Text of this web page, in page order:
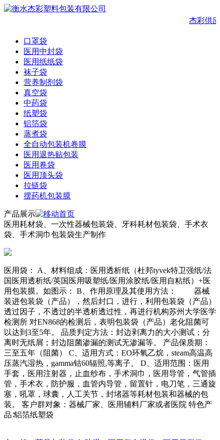
杰彩供
口罩袋
医用中封袋
医用纸纸袋
袜子袋
营养制剂袋
真空袋
中药袋
纸塑袋
铝箔袋
蒸煮袋
全自动包装机卷膜
医用退热贴包装
医用卷袋
医用顶头袋
拉链袋
摆药机包装膜
产品展示
医用耗材袋、一次性器械包装袋、牙科耗材包装袋、手术衣
袋、手术洞巾包装袋生产制作
医用袋： A、材料组成：医用透析纸（杜邦tyvek特卫强纸/法
国医用透析纸/英国医用吸塑纸/医用涂胶纸/医用自粘纸）+医
用包装膜。如图示： B、作用原理及其使用方法： 器械
装进包装袋（产品），然后封口，进行，利用包装袋（产品）
透过因子，不透过的半透析透过性，再进行机构苏州大学医学
检测所 对EN868的检测后，表明包装袋（产品）老化阻菌可
以达到3至5年。 品质判定方法：封边剥离力的大小测试；分
离时无纸屑；封边阻菌渗漏的测试无渗漏等。 产品保质期：
三至五年（阻菌） C、适用方式：EO环氧乙烷，steam高温高
压蒸汽湿热，gamma钴60辐照,等离子。 D、适用范围：医用
手套，医用注射器，止血纱布，手术洞巾，医用导管，气管插
管，手术衣，防护服，血管内导管，留置针，电刀笔，三通旋
塞，吼罩，球囊，人工关节，封堵器等耗材包装和器械的包
装。 客户群对象：器械厂家、医用辅料厂家或者医院 特色产
品∶铝箔纸塑袋